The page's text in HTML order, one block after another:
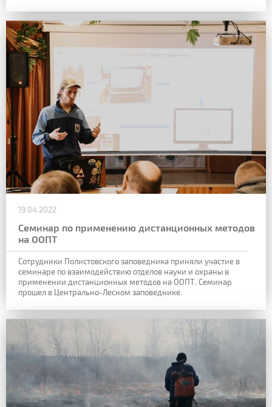
19.04.2022
Семинар по применению дистанционных методов
на ООПТ
Сотрудники Полистовского заповедника приняли участие в
семинаре по взаимодействию отделов науки и охраны в
применении дистанционных методов на ООПТ. Семинар
прошел в Центрально-Лесном заповеднике.